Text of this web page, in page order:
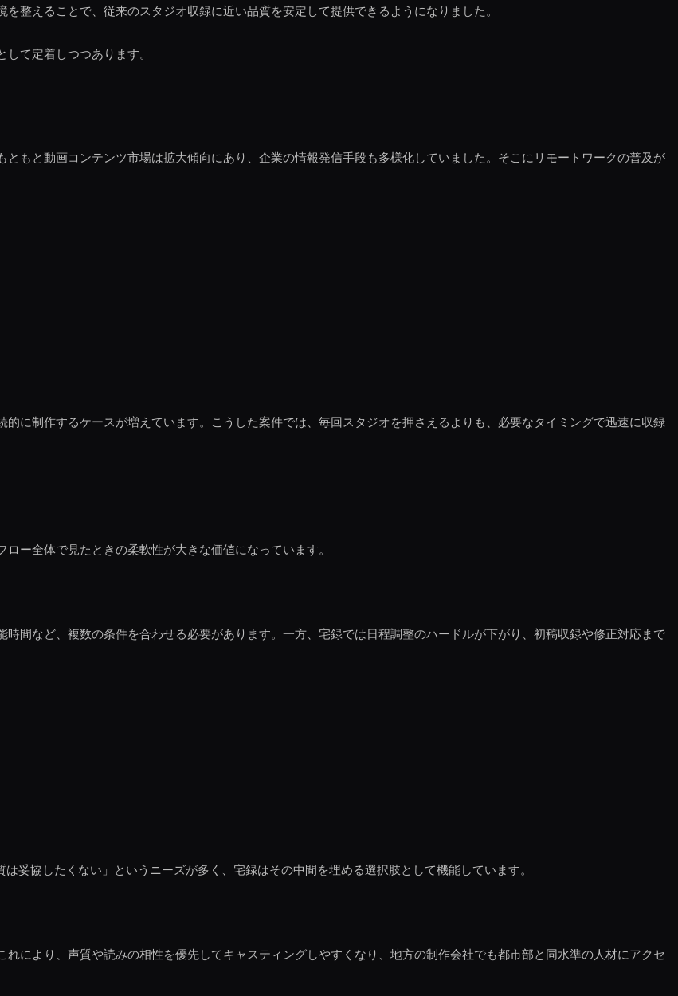
整えることで、従来のスタジオ収録に近い品質を安定して提供できるようになりました。
て定着しつつあります。
もと動画コンテンツ市場は拡大傾向にあり、企業の情報発信手段も多様化していました。そこにリモートワークの普及が
に制作するケースが増えています。こうした案件では、毎回スタジオを押さえるよりも、必要なタイミングで迅速に収録
ー全体で見たときの柔軟性が大きな価値になっています。
間など、複数の条件を合わせる必要があります。一方、宅録では日程調整のハードルが下がり、初稿収録や修正対応まで
妥協したくない」というニーズが多く、宅録はその中間を埋める選択肢として機能しています。
により、声質や読みの相性を優先してキャスティングしやすくなり、地方の制作会社でも都市部と同水準の人材にアクセ